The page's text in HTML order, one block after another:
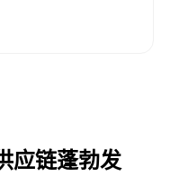
应链蓬勃发